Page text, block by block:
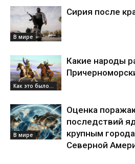
В мире
Сирия после
Как это было...
Какие народы
В мире
Оценка
последствий
крупным
Северной